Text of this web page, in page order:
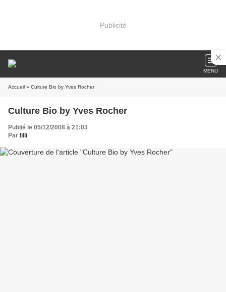
Publicité
MENU
Accueil » Culture Bio by Yves Rocher
Culture Bio by Yves Rocher
Publié le 05/12/2008 à 21:03
Par lilli